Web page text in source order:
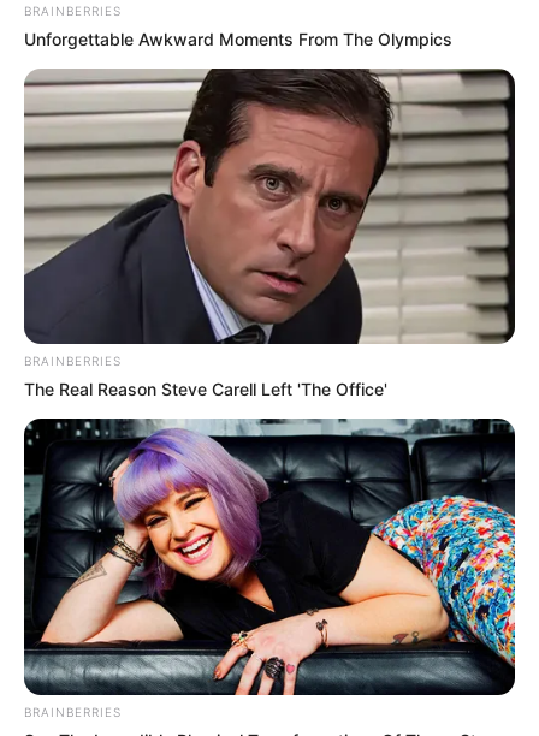
BRAINBERRIES
Unforgettable Awkward Moments From The Olympics
BRAINBERRIES
The Real Reason Steve Carell Left 'The Office'
BRAINBERRIES